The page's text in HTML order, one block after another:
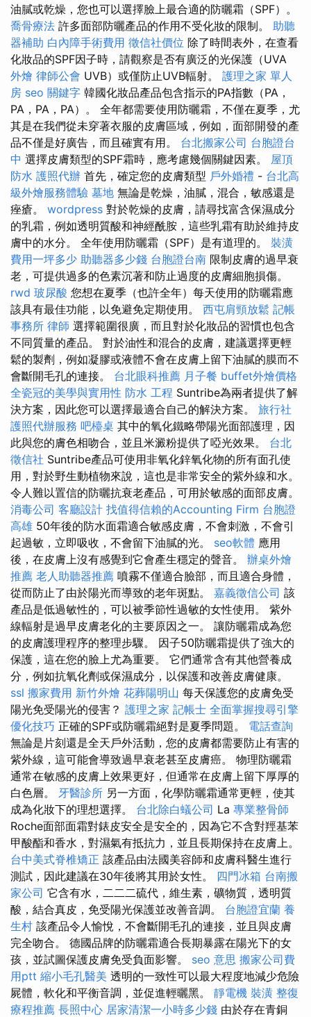
油膩或乾燥，您也可以選擇臉上最合適的防曬霜（SPF）。
喬骨療法 許多面部防曬產品的作用不受化妝的限制。 助聽
器補助 白內障手術費用 徵信社價位 除了時間表外，在查看
化妝品的SPF因子時，請觀察是否有廣泛的光保護（UVA
外燴 律師公會 UVB）或僅防止UVB輻射。 護理之家 單人
房 seo 關鍵字 韓國化妝品產品包含指示的PA指數（PA，
PA，PA，PA）。 全年都需要使用防曬霜，不僅在夏季，尤
其是在我們從未穿著衣服的皮膚區域，例如，面部開發的產
品不僅是好廣告，而且確實有用。 台北搬家公司 台胞證台
中 選擇皮膚類型的SPF霜時，應考慮幾個關鍵因素。 屋頂
防水 護照代辦 首先，確定您的皮膚類型 戶外婚禮 - 台北高
級外燴服務體驗 墓地 無論是乾燥，油膩，混合，敏感還是
痤瘡。 wordpress 對於乾燥的皮膚，請尋找富含保濕成分
的乳霜，例如透明質酸和神經酰胺，這些乳霜有助於維持皮
膚中的水分。 全年使用防曬霜（SPF）是有道理的。 裝潢
費用一坪多少 助聽器多少錢 台胞證台南 限制皮膚的過早衰
老，可提供過多的色素沉著和防止過度的皮膚細胞損傷。
rwd 玻尿酸 您想在夏季（也許全年）每天使用的防曬霜應
該具有最佳功能，以免避免定期使用。 西屯肩頸放鬆 記帳
事務所 律師 選擇範圍很廣，而且對於化妝品的習慣也包含
不同質量的產品。 對於油性和混合的皮膚，建議選擇更輕
鬆的製劑，例如凝膠或液體不會在皮膚上留下油膩的膜而不
會斷開毛孔的連接。 台北眼科推薦 月子餐 buffet外燴價格
全瓷冠的美學與實用性 防水 工程 Suntribe為兩者提供了解
決方案，因此您可以選擇最適合自己的解決方案。 旅行社
護照代辦服務 吧檯桌 其中的氧化鐵略帶陽光面部護理，因
此與您的膚色相吻合，並且米澱粉提供了啞光效果。 台北
徵信社 Suntribe產品可使用非氧化鋅氧化物的所有面孔使
用，對於野生動植物來說，這也是非常安全的紫外線和水。
令人難以置信的防曬抗衰老產品，可用於敏感的面部皮膚。
消毒公司 客廳設計 找值得信賴的Accounting Firm 台胞證
高雄 50年後的防水面霜適合敏感皮膚，不會刺激，不會引
起過敏，立即吸收，不會留下油膩的光。 seo軟體 應用
後，在皮膚上沒有感覺到它會產生穩定的聲音。 辦桌外燴
推薦 老人助聽器推薦 噴霧不僅適合臉部，而且適合身體，
從而防止了由於陽光而導致的老年斑點。 嘉義徵信公司 該
產品是低過敏性的，可以被季節性過敏的女性使用。 紫外
線輻射是過早皮膚老化的主要原因之一。 讓防曬霜成為您
的皮膚護理程序的整理步驟。 因子50防曬霜提供了強大的
保護，這在您的臉上尤為重要。 它們通常含有其他營養成
分，例如抗氧化劑或保濕成分，以保護和改善皮膚健康。
ssl 搬家費用 新竹外燴 花葬陽明山 每天保護您的皮膚免受
陽光免受陽光的侵害？ 護理之家 記帳士 全面掌握搜尋引擎
優化技巧 正確的SPF或防曬霜絕對是夏季問題。 電話查詢
無論是片刻還是全天戶外活動，您的皮膚都需要防止有害的
紫外線，這可能會導致過早衰老甚至皮膚癌。 物理防曬霜
通常在敏感的皮膚上效果更好，但通常在皮膚上留下厚厚的
白色層。 牙醫診所 另一方面，化學防曬霜通常更輕，使其
成為化妝下的理想選擇。 台北除白蟻公司 La 專業整骨師
Roche面部面霜對錶皮安全是安全的，因為它不含對羥基苯
甲酸酯和香水，對濕氣有抵抗力，並且長期保持在皮膚上。
台中美式脊椎矯正 該產品由法國美容師和皮膚科醫生進行
測試，因此建議在30年後將其用於女性。 四門冰箱 台南搬
家公司 它含有水，二二二硫代，維生素，礦物質，透明質
酸，結合真皮，免受陽光保護並改善音調。 台胞證宜蘭 養
生村 該產品令人愉悅，不會斷開毛孔的連接，並且與皮膚
完全吻合。 德國品牌的防曬霜適合長期暴露在陽光下的女
孩，並試圖保護皮膚免受負面影響。 seo 意思 搬家公司費
用ptt 縮小毛孔醫美 透明的一致性可以最大程度地減少危險
屍體，軟化和平衡音調，並促進輕曬黑。 靜電機 裝潢 整復
療程推薦 長照中心 居家清潔一小時多少錢 由於存在青銅